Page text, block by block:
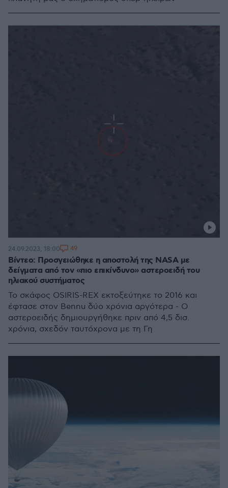
Βίντεο: Προσγειώθηκε η αποστολή της NASA με
δείγματα από τον «πιο επικίνδυνο» αστεροειδή του
ηλιακού συστήματος
Το σκάφος OSIRIS-REX εκτοξεύτηκε το 2016 και
έφτασε στον Bennu δύο χρόνια αργότερα - Ο
αστεροειδής δημιουργήθηκε πριν από 4,5 δισ.
χρόνια, σχεδόν ταυτόχρονα με τη Γη
24.09.2023, 18:00 49